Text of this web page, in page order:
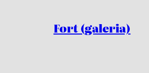
Fort (galeria)